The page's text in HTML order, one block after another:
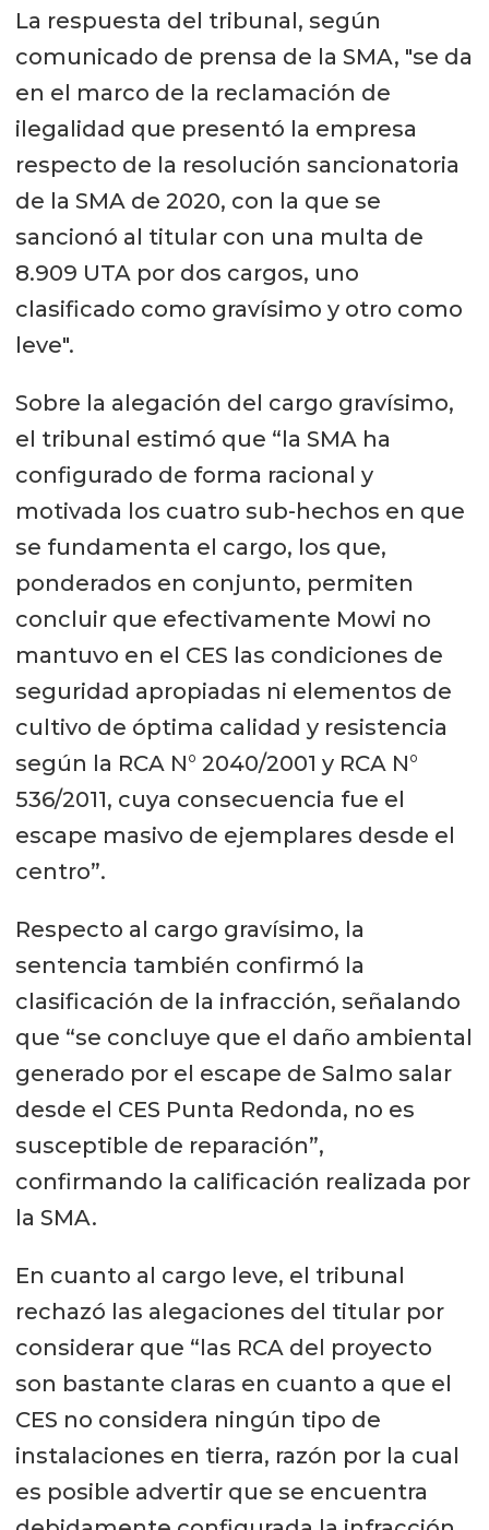
La respuesta del tribunal, según
comunicado de prensa de la SMA, "se da
en el marco de la reclamación de
ilegalidad que presentó la empresa
respecto de la resolución sancionatoria
de la SMA de 2020, con la que se
sancionó al titular con una multa de
8.909 UTA por dos cargos, uno
clasificado como gravísimo y otro como
leve".
Sobre la alegación del cargo gravísimo,
el tribunal estimó que “la SMA ha
configurado de forma racional y
motivada los cuatro sub-hechos en que
se fundamenta el cargo, los que,
ponderados en conjunto, permiten
concluir que efectivamente Mowi no
mantuvo en el CES las condiciones de
seguridad apropiadas ni elementos de
cultivo de óptima calidad y resistencia
según la RCA N° 2040/2001 y RCA N°
536/2011, cuya consecuencia fue el
escape masivo de ejemplares desde el
centro”.
Respecto al cargo gravísimo, la
sentencia también confirmó la
clasificación de la infracción, señalando
que “se concluye que el daño ambiental
generado por el escape de Salmo salar
desde el CES Punta Redonda, no es
susceptible de reparación”,
confirmando la calificación realizada por
la SMA.
En cuanto al cargo leve, el tribunal
rechazó las alegaciones del titular por
considerar que “las RCA del proyecto
son bastante claras en cuanto a que el
CES no considera ningún tipo de
instalaciones en tierra, razón por la cual
es posible advertir que se encuentra